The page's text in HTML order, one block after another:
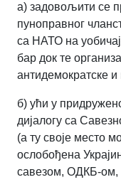
а) задовољити се
пуноправног
са НАТО на
бар док те
антидемократске и
б) ући у
дијалогу са
(а ту своје место
ослобођена
савезом, ОДКБ-ом,